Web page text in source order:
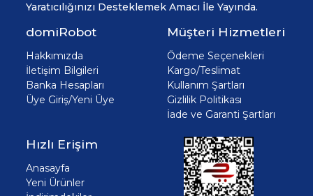
Yaratıcılığınızı Desteklemek Amacı İle Yayında.
domiRobot
Hakkımızda
İletişim Bilgileri
Banka Hesapları
Üye Giriş/Yeni Üye
Müşteri Hizmetleri
Ödeme Seçenekleri
Kargo/Teslimat
Kullanım Şartları
Gizlilik Politikası
İade ve Garanti Şartları
Hızlı Erişim
Anasayfa
Yeni Ürünler